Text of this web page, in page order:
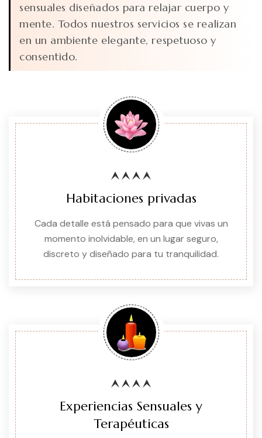
sensuales diseñados para relajar cuerpo y
mente. Todos nuestros servicios se realizan
en un ambiente elegante, respetuoso y
consentido.
Habitaciones privadas
Cada detalle está pensado para que vivas un
momento inolvidable, en un lugar seguro,
discreto y diseñado para tu tranquilidad.
Experiencias Sensuales y
Terapéuticas